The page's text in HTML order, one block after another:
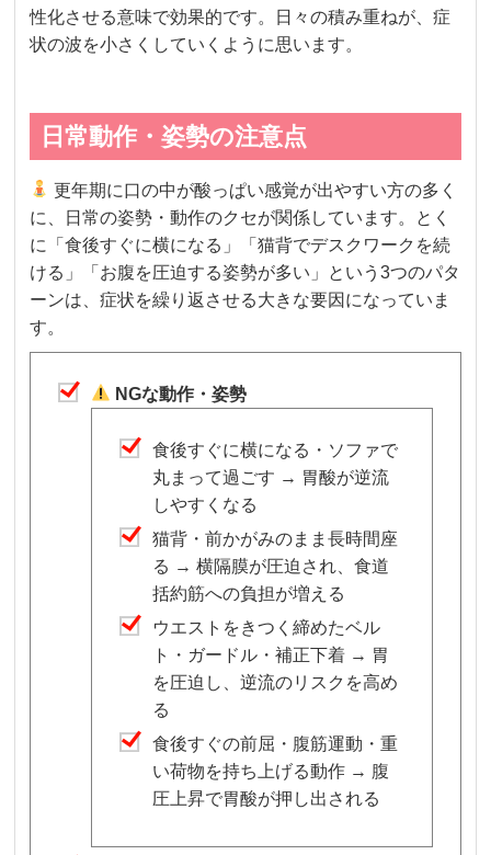
性化させる意味で効果的です。日々の積み重ねが、症
状の波を小さくしていくように思います。
日常動作・姿勢の注意点
更年期に口の中が酸っぱい感覚が出やすい方の多く
に、日常の姿勢・動作のクセが関係しています。とく
に「食後すぐに横になる」「猫背でデスクワークを続
ける」「お腹を圧迫する姿勢が多い」という3つのパタ
ーンは、症状を繰り返させる大きな要因になっていま
す。
NGな動作・姿勢
食後すぐに横になる・ソファで
丸まって過ごす → 胃酸が逆流
しやすくなる
猫背・前かがみのまま長時間座
る → 横隔膜が圧迫され、食道
括約筋への負担が増える
ウエストをきつく締めたベル
ト・ガードル・補正下着 → 胃
を圧迫し、逆流のリスクを高め
る
食後すぐの前屈・腹筋運動・重
い荷物を持ち上げる動作 → 腹
圧上昇で胃酸が押し出される